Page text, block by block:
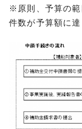
※原則、予算の
件数が予算額に